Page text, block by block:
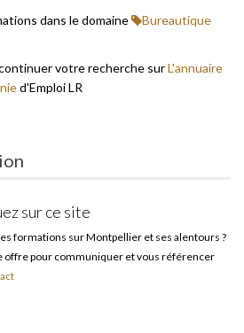
dans le domaine Bureautique
votre recherche surL'annuaire
d'Emploi LR
sur ce site
formations sur Montpellier et ses alentours ?
offre pour communiquer et vous référencer